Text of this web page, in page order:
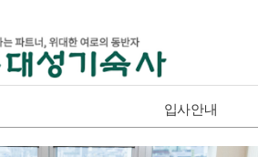
입사안내